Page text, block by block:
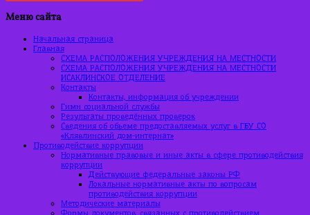
Меню сайта
Начальная страница
Главная
СХЕМА РАСПОЛОЖЕНИЯ УЧРЕЖДЕНИЯ НА МЕСТНОСТИ
СХЕМА РАСПОЛОЖЕНИЯ УЧРЕЖДЕНИЯ НА МЕСТНОСТИ
ИСАКЛИНСКОЕ ОТДЕЛЕНИЕ
Контакты
Контакты, информация об учреждении
Гимн социальной службы
Результаты проведённых проверок
Сведения об объеме предоставляемых услуг в ГБУ СО
«Клявлинский дом-интернат»
Противодействие коррупции
Нормативные правовые и иные акты в сфере противодействия
коррупции
Действующие федеральные законы РФ
Локальные нормативные акты по вопросам
противодействия коррупции
Методические материалы
Формы документов, связанных с противодействием